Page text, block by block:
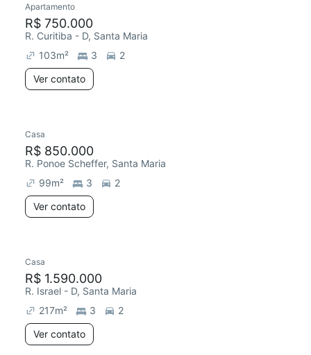
Apartamento
R$ 750.000
R. Curitiba - D, Santa Maria
103m² 3
2
Ver contato
Casa
R$ 850.000
R. Ponoe Scheffer, Santa Maria
99m² 3
2
Ver contato
Casa
R$ 1.590.000
R. Israel - D, Santa Maria
217m² 3
2
Ver contato